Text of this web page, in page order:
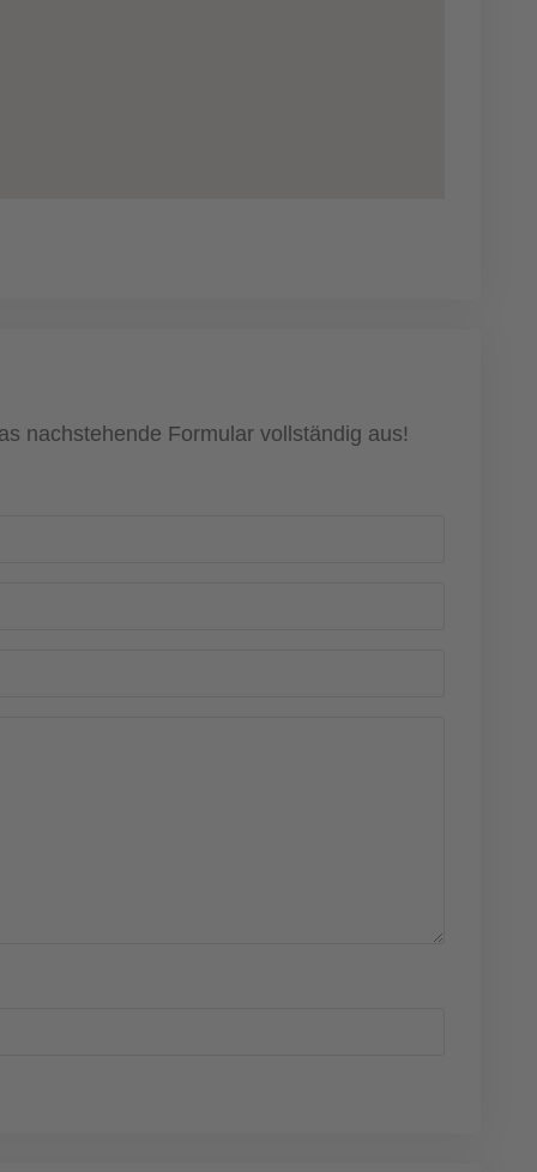
nachstehende Formular vollständig aus!